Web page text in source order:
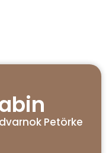
Petörke